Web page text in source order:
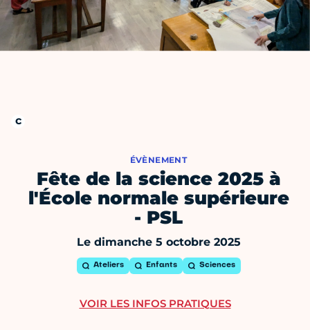
ÉVÈNEMENT
Fête de la science 2025 à
l'École normale supérieure
- PSL
Le dimanche 5 octobre 2025
Ateliers Enfants Sciences
VOIR LES INFOS PRATIQUES